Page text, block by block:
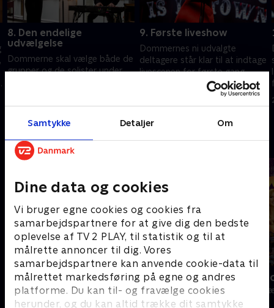
Samtykke Detaljer Om
Dine data og cookies
Vi bruger egne cookies og cookies fra
samarbejdspartnere for at give dig den bedste
oplevelse af TV 2 PLAY, til statistik og til at
målrette annoncer til dig. Vores
samarbejdspartnere kan anvende cookie-data til
målrettet markedsføring på egne og andres
platforme. Du kan til- og fravælge cookies
herunder, og du kan altid trække dit samtykke
8. Den endelige
udvælgelse
Dommerne skal vælge både de
grupper og de solister under
kun en sang fra drømmen.
9. Første liveshow
Dommernes ni udvalgte
deltagere står klar til at indtage
livescenen for første gang.
Glæd dig til en sand festaften.
Andre så også
Vild med dans
TV-Shows • 1 sæsoner
America's
TV-Shows • 1